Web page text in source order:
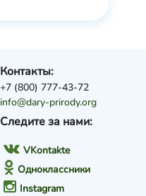
Следите за нами:
VKontakte
Одноклассники
Instagram
Контакты:
+7 (800) 777-43-72
info@dary-prirody.org